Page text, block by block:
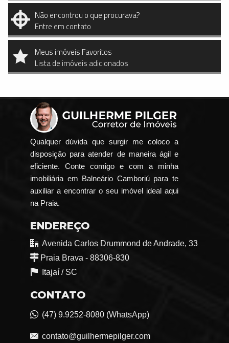
Não encontrou o que procurava?
Entre em contato
Meus imóveis Favoritos
Lista de imóveis adicionados
Qualquer dúvida que surgir me coloco a
disposição para atender de maneira ágil e
eficiente. Conte comigo e com a minha
imobiliária em Balneário Camboriú para te
auxiliar a encontrar o seu imóvel ideal aqui
na Praia.
ENDEREÇO
Avenida Carlos Drummond de Andrade, 33
Praia Brava - 88306-830
Itajaí / SC
CONTATO
(47) 9.9252-8080 (WhatsApp)
contato@guilhermepilger.com